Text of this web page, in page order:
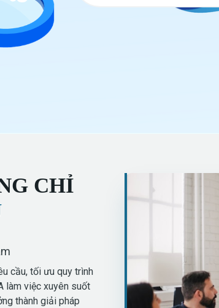
CHỈ
cầu, tối ưu quy trình
làm việc xuyên suốt
thành giải pháp